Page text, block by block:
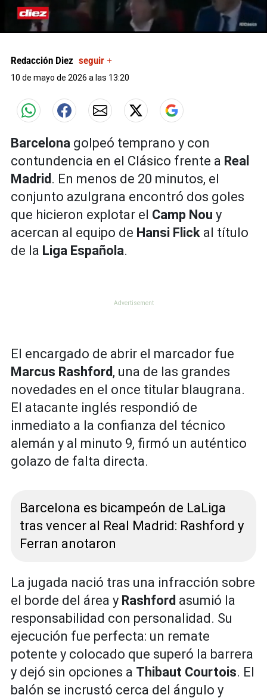
seconds
Redacción Diez seguir +
10 de mayo de 2026 a las 13:20
Barcelona golpeó temprano y con
contundencia en el Clásico frente a Real
Madrid . En menos de 20 minutos, el
conjunto azulgrana encontró dos goles
que hicieron explotar el Camp Nou y
acercan al equipo de Hansi Flick al título
de la Liga Española.
El encargado de abrir el marcador fue
Marcus Rashford, una de las grandes
novedades en el once titular blaugrana.
El atacante inglés respondió de
inmediato a la confianza del técnico
alemán y al minuto 9, firmó un auténtico
golazo de falta directa.
Barcelona es bicampeón de LaLiga
tras vencer al Real Madrid: Rashford y
Ferran anotaron
La jugada nació tras una infracción sobre
el borde del área y Rashford asumió la
responsabilidad con personalidad. Su
ejecución fue perfecta: un remate
potente y colocado que superó la barrera
y dejó sin opciones a Thibaut Courtois. El
balón se incrustó cerca del ángulo y